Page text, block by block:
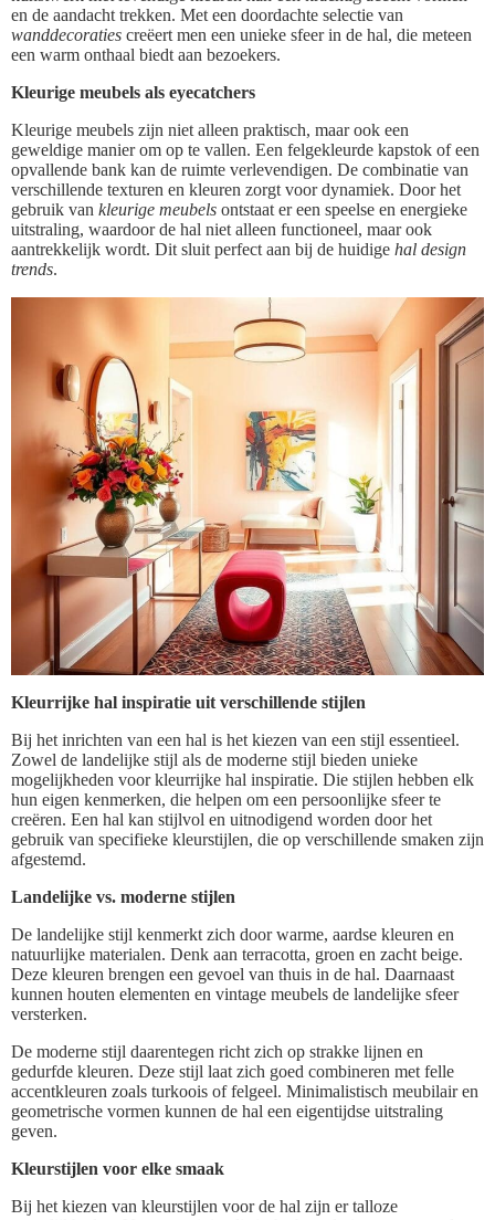
en de aandacht trekken. Met een doordachte selectie van
wanddecoraties creëert men een unieke sfeer in de hal, die meteen
een warm onthaal biedt aan bezoekers.
Kleurige meubels als eyecatchers
Kleurige meubels zijn niet alleen praktisch, maar ook een
geweldige manier om op te vallen. Een felgekleurde kapstok of een
opvallende bank kan de ruimte verlevendigen. De combinatie van
verschillende texturen en kleuren zorgt voor dynamiek. Door het
gebruik van kleurige meubels ontstaat er een speelse en energieke
uitstraling, waardoor de hal niet alleen functioneel, maar ook
aantrekkelijk wordt. Dit sluit perfect aan bij de huidige hal design
trends.
Kleurrijke hal inspiratie uit verschillende stijlen
Bij het inrichten van een hal is het kiezen van een stijl essentieel.
Zowel de landelijke stijl als de moderne stijl bieden unieke
mogelijkheden voor kleurrijke hal inspiratie. Die stijlen hebben elk
hun eigen kenmerken, die helpen om een persoonlijke sfeer te
creëren. Een hal kan stijlvol en uitnodigend worden door het
gebruik van specifieke kleurstijlen, die op verschillende smaken zijn
afgestemd.
Landelijke vs. moderne stijlen
De landelijke stijl kenmerkt zich door warme, aardse kleuren en
natuurlijke materialen. Denk aan terracotta, groen en zacht beige.
Deze kleuren brengen een gevoel van thuis in de hal. Daarnaast
kunnen houten elementen en vintage meubels de landelijke sfeer
versterken.
De moderne stijl daarentegen richt zich op strakke lijnen en
gedurfde kleuren. Deze stijl laat zich goed combineren met felle
accentkleuren zoals turkoois of felgeel. Minimalistisch meubilair en
geometrische vormen kunnen de hal een eigentijdse uitstraling
geven.
Kleurstijlen voor elke smaak
Bij het kiezen van kleurstijlen voor de hal zijn er talloze